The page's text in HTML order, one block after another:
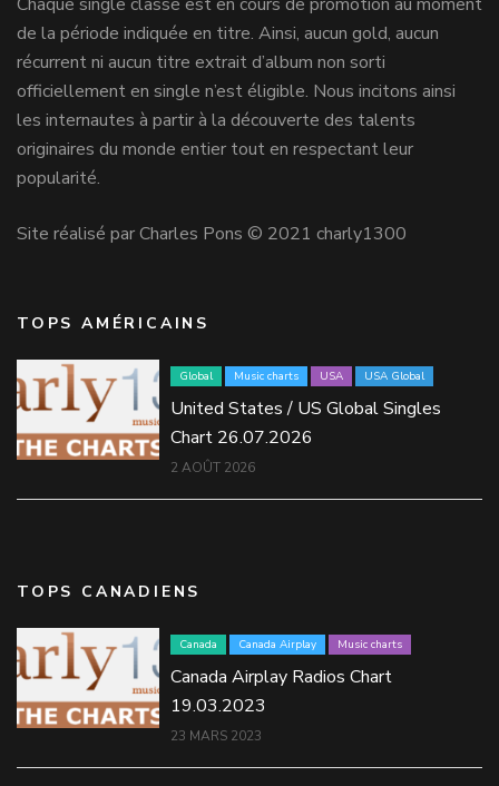
de la période indiquée en titre. Ainsi, aucun gold, aucun
récurrent ni aucun titre extrait d’album non sorti
officiellement en single n’est éligible. Nous incitons ainsi
les internautes à partir à la découverte des talents
originaires du monde entier tout en respectant leur
popularité.
Site réalisé par Charles Pons © 2021 charly1300
TOPS AMÉRICAINS
Global Music charts USA USA Global
United States / US Global Singles
Chart 26.07.2026
2 AOÛT 2026
TOPS CANADIENS
Canada Canada Airplay Music charts
Canada Airplay Radios Chart
19.03.2023
23 MARS 2023